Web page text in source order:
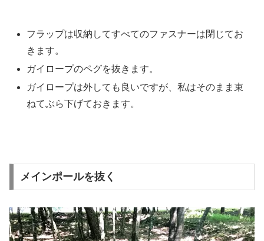
フラップは収納してすべてのファスナーは閉じてお
きます。
ガイロープのペグを抜きます。
ガイロープは外しても良いですが、私はそのまま束
ねてぶら下げておきます。
メインポールを抜く